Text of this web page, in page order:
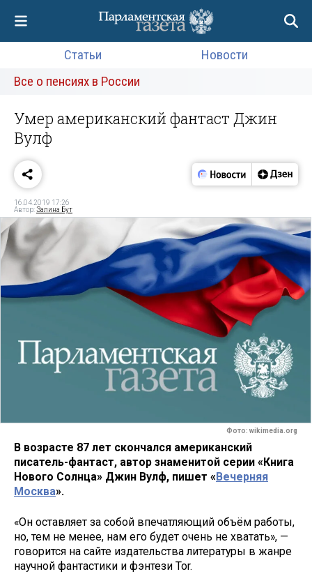
Статьи
Новости
Все о пенсиях в России
Умер американский фантаст Джин
Вулф
16.04.2019 17:26
Автор:Залина Бут
Фото: wikimedia.org
В возрасте 87 лет скончался американский
писатель-фантаст, автор знаменитой серии «Книга
Нового Солнца» Джин Вулф, пишет «Вечерняя
Москва».
«Он оставляет за собой впечатляющий объём работы,
но, тем не менее, нам его будет очень не хватать», —
говорится на сайте издательства литературы в жанре
научной фантастики и фэнтези Tor.